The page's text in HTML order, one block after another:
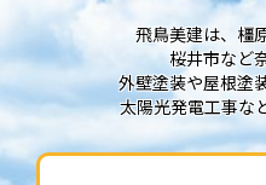
飛鳥美建は、橿
桜井市など
外壁塗装や屋根塗
太陽光発電工事な